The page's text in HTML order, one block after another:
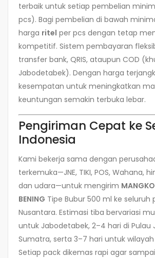
terbaik untuk setiap pembelian
pcs). Bagi pembelian di bawah
harga ritel per pcs dengan tetap
kompetitif. Sistem pembayaran
transfer bank, QRIS, ataupun COD
Jabodetabek). Dengan harga
kesempatan untuk meningkatkan
keuntungan semakin terbuka lebar.
Pengiriman Cepat ke
Indonesia
Kami bekerja sama dengan
terkemuka—JNE, TIKI, POS, Wahana,
dan udara—untuk mengirim
BENING Tipe Bubur 500 ml ke seluruh
Nusantara. Estimasi tiba bervariasi
untuk Jabodetabek, 2–4 hari di Pulau
Sumatra, serta 3–7 hari untuk wilayah
Setiap pack dikemas rapi agar